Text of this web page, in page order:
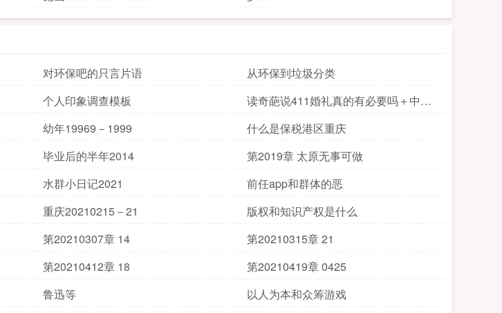
对环保吧的只言片语
从环保到垃圾分类
个人印象调查模板
读奇葩说411婚礼真的有必要吗＋中二
病
幼年19969－1999
什么是保税港区重庆
毕业后的半年2014
第2019章 太原无事可做
水群小日记2021
前任app和群体的恶
重庆20210215－21
版权和知识产权是什么
第20210307章 14
第20210315章 21
第20210412章 18
第20210419章 0425
鲁迅等
以人为本和众筹游戏